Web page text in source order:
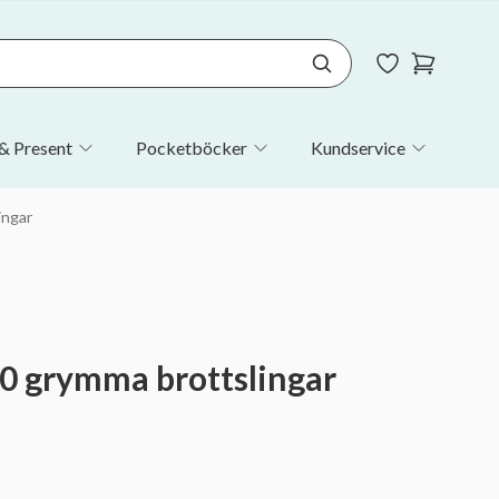
Present Pocketböcker Kundservice
grymma brottslingar